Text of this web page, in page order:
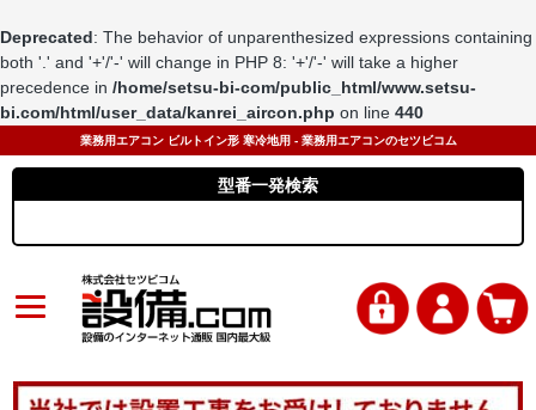
Deprecated: The behavior of unparenthesized expressions containing
both '.' and '+'/'-' will change in PHP 8: '+'/'-' will take a higher
precedence in /home/setsu-bi-com/public_html/www.setsu-
bi.com/html/user_data/kanrei_aircon.php on line 440
業務用エアコン ビルトイン形 寒冷地用 - 業務用エアコンのセツビコム
型番一発検索